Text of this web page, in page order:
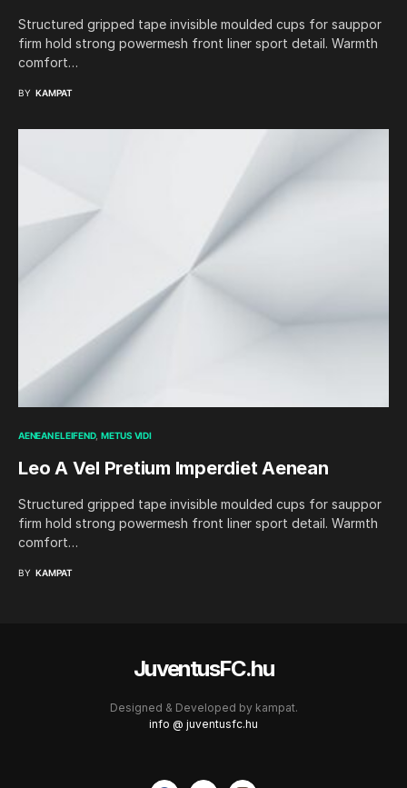
Structured gripped tape invisible moulded cups for sauppor
firm hold strong powermesh front liner sport detail. Warmth
comfort…
BY KAMPAT
AENEAN ELEIFEND METUS VIDI
Leo A Vel Pretium Imperdiet Aenean
Structured gripped tape invisible moulded cups for sauppor
firm hold strong powermesh front liner sport detail. Warmth
comfort…
BY KAMPAT
JuventusFC.hu
Designed & Developed by kampat.
info @ juventusfc.hu